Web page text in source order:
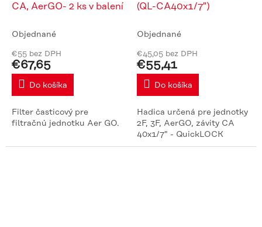
CA, AerGO- 2 ks v balení
Objednané
€55 bez DPH
€67,65
Do košíka
Filter časticový pre
filtračnú jednotku Aer GO.
(QL-CA40x1/7")
Objednané
€45,05 bez DPH
€55,41
Do košíka
Hadica určená pre jednotky
2F, 3F, AerGO, závity CA
40x1/7" - QuickLOCK